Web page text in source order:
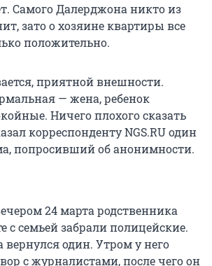
Самого Далерджона никто из
зато о хозяине квартиры все
положительно.
приятной внешности.
— жена, ребенок
Ничего плохого сказать
корреспонденту NGS.RU один
попросивший об анонимности.
24 марта родственника
с семьей забрали полицейские.
вернулся один. Утром у него
с журналистами, после чего он